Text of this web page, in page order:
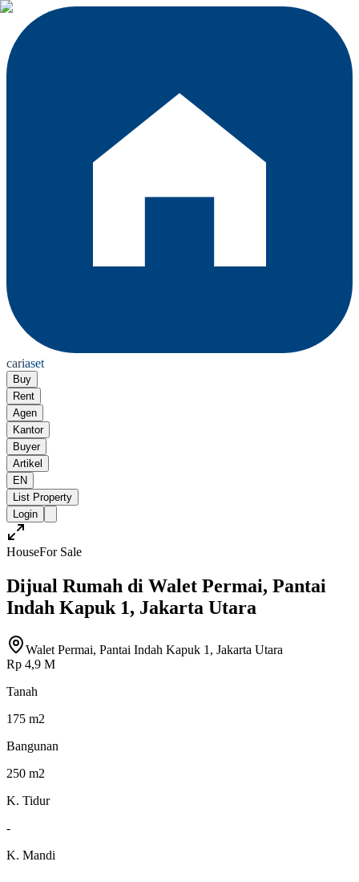
cariaset
Buy
Rent
Agen
Kantor
Buyer
Artikel
EN
List Property
Login
HouseFor Sale
Dijual Rumah di Walet Permai, Pantai
Indah Kapuk 1, Jakarta Utara
Walet Permai, Pantai Indah Kapuk 1, Jakarta Utara
Rp 4,9 M
Tanah
175 m2
Bangunan
250 m2
K. Tidur
-
K. Mandi